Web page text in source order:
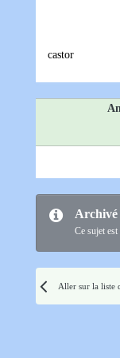
castor
Archivé
Ce sujet
Aller sur la liste